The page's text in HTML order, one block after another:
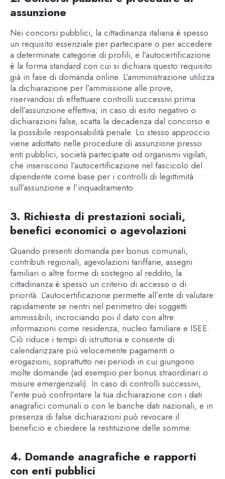
assunzione
Nei concorsi pubblici, la cittadinanza italiana è spesso
un requisito essenziale per partecipare o per accedere
a determinate categorie di profili, e l’autocertificazione
è la forma standard con cui si dichiara questo requisito
già in fase di domanda online. L’amministrazione utilizza
la dichiarazione per l’ammissione alle prove,
riservandosi di effettuare controlli successivi prima
dell’assunzione effettiva; in caso di esito negativo o
dichiarazioni false, scatta la decadenza dal concorso e
la possibile responsabilità penale. Lo stesso approccio
viene adottato nelle procedure di assunzione presso
enti pubblici, società partecipate od organismi vigilati,
che inseriscono l’autocertificazione nel fascicolo del
dipendente come base per i controlli di legittimità
sull’assunzione e l’inquadramento.
3. Richiesta di prestazioni sociali,
benefici economici o agevolazioni
Quando presenti domanda per bonus comunali,
contributi regionali, agevolazioni tariffarie, assegni
familiari o altre forme di sostegno al reddito, la
cittadinanza è spesso un criterio di accesso o di
priorità. L’autocertificazione permette all’ente di valutare
rapidamente se rientri nel perimetro dei soggetti
ammissibili, incrociando poi il dato con altre
informazioni come residenza, nucleo familiare e ISEE.
Ciò riduce i tempi di istruttoria e consente di
calendarizzare più velocemente pagamenti o
erogazioni, soprattutto nei periodi in cui giungono
molte domande (ad esempio per bonus straordinari o
misure emergenziali). In caso di controlli successivi,
l’ente può confrontare la tua dichiarazione con i dati
anagrafici comunali o con le banche dati nazionali, e in
presenza di false dichiarazioni può revocare il
beneficio e chiedere la restituzione delle somme.
4. Domande anagrafiche e rapporti
con enti pubblici